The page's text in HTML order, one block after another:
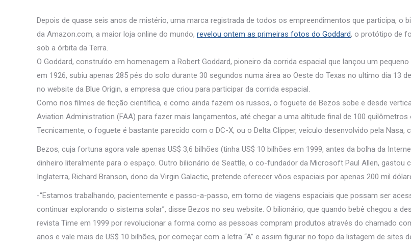
Depois de quase seis anos de mistério, uma marca registrada de todos os empreendimentos que participa, o
da Amazon.com, a maior loja online do mundo, revelou ontem as primeiras fotos do Goddard, o protótipo de
sob a órbita da Terra.
O Goddard, construído em homenagem a Robert Goddard, pioneiro da corrida espacial que lançou um
em 1926, subiu apenas 285 pés do solo durante 30 segundos numa área ao Oeste do Texas no ultimo dia 13
no website da Blue Origin, a empresa que criou para participar da corrida espacial.
Como nos filmes de ficção científica, e como ainda fazem os russos, o foguete de Bezos sobe e desde
Aviation Administration (FAA) para fazer mais lançamentos, até chegar a uma altitude final de 100
Tecnicamente, o foguete é bastante parecido com o DC-X, ou o Delta Clipper, veículo desenvolvido pela
Bezos, cuja fortuna agora vale apenas US$ 3,6 bilhões (tinha US$ 10 bilhões em 1999, antes da bolha da
dinheiro literalmente para o espaço. Outro bilionário de Seattle, o co-fundador da Microsoft Paul Allen, gastou
Inglaterra, Richard Branson, dono da Virgin Galactic, pretende oferecer vôos espaciais por apenas 200 mil
-“Estamos trabalhando, pacientemente e passo-a-passo, em torno de viagens espaciais que possam ser
continuar explorando o sistema solar”, disse Bezos no seu website. O bilionário, que quando bebê chegou a
revista Time em 1999 por revolucionar a forma como as pessoas compram produtos através do chamado
anos e vale mais de US$ 10 bilhões, por começar com a letra “A” e assim figurar no topo da listagem de sites